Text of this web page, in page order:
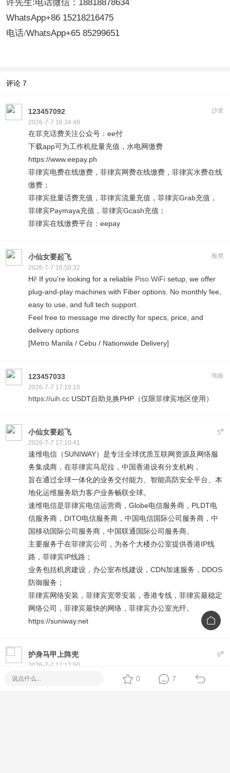
许先生:电话微信：18818878634
WhatsApp+86 15218216475
电话/WhatsApp+65 85299651
评论 7
沙发
123457092
2026-7-7 16:34:49
在菲充话费关注公众号：ee付
下载app可为工作机批量充值，水电网缴费
https://www.eepay.ph
菲律宾电费在线缴费，菲律宾网费在线缴费，菲律宾水费在线
缴费；
菲律宾批量话费充值，菲律宾流量充值，菲律宾Grab充值，
菲律宾Paymaya充值，菲律宾Gcash充值；
菲律宾在线缴费平台：eepay
板凳
小仙女要起飞
2026-7-7 16:50:32
Hi! If you're looking for a reliable Piso WiFi setup, we offer
plug-and-play machines with Fiber options. No monthly fee,
easy to use, and full tech support.
Feel free to message me directly for specs, price, and
delivery options
[Metro Manila / Cebu / Nationwide Delivery]
地板
123457033
2026-7-7 17:10:15
https://uih.cc USDT自助兑换PHP（仅限菲律宾地区使用）
5#
小仙女要起飞
2026-7-7 17:10:41
速维电信（SUNIWAY）是专注全球优质互联网资源及网络服
务集成商，在菲律宾马尼拉，中国香港设有分支机构，
旨在通过全球一体化的业务交付能力、智能高防安全平台、本
地化运维服务助力客户业务畅联全球。
速维电信是菲律宾电信运营商，Globe电信服务商，PLDT电
信服务商，DITO电信服务商，中国电信国际公司服务商，中
国移动国际公司服务商，中国联通国际公司服务商。
主要服务于在菲律宾公司，为各个大楼办公室提供香港IP线
路，菲律宾IP线路；
业务包括机房建设，办公室布线建设，CDN加速服务，DDOS
防御服务；
菲律宾网络安装，菲律宾宽带安装，香港专线，菲律宾最稳定
网络公司，菲律宾最快的网络，菲律宾办公室光纤。
https://suniway.net
6#
护身马甲上阵兜
2026-7-7 17:12:50
Thank you for your interest in Piso WiFi!
0 7